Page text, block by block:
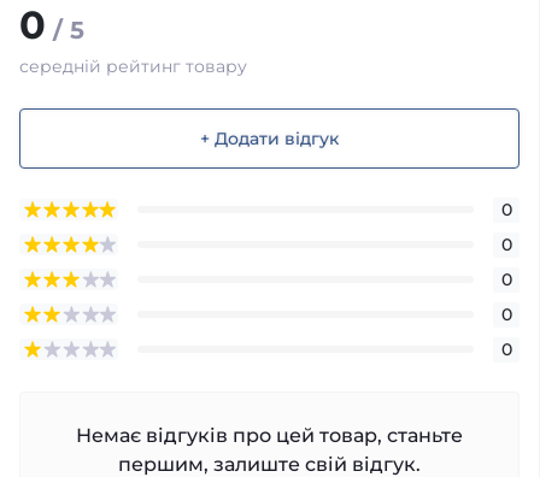
0 / 5
середній рейтинг товару
+ Додати відгук
0
0
0
0
0
Немає відгуків про цей товар, станьте
першим, залиште свій відгук.